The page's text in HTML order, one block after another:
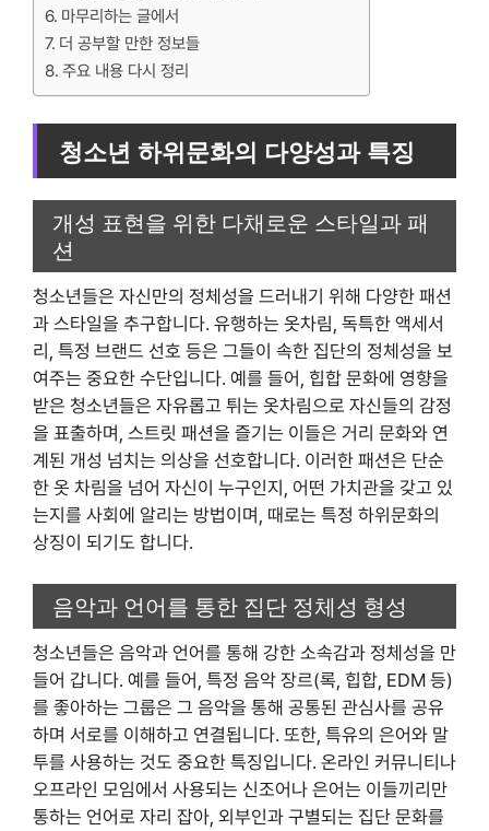
마무리하는 글에서
더 공부할 만한 정보들
주요 내용 다시 정리
청소년 하위문화의 다양성과 특징
개성 표현을 위한 다채로운 스타일과 패
션
청소년들은 자신만의 정체성을 드러내기 위해 다양한 패션
과 스타일을 추구합니다. 유행하는 옷차림, 독특한 액세서
리, 특정 브랜드 선호 등은 그들이 속한 집단의 정체성을 보
여주는 중요한 수단입니다. 예를 들어, 힙합 문화에 영향을
받은 청소년들은 자유롭고 튀는 옷차림으로 자신들의 감정
을 표출하며, 스트릿 패션을 즐기는 이들은 거리 문화와 연
계된 개성 넘치는 의상을 선호합니다. 이러한 패션은 단순
한 옷 차림을 넘어 자신이 누구인지, 어떤 가치관을 갖고 있
는지를 사회에 알리는 방법이며, 때로는 특정 하위문화의
상징이 되기도 합니다.
음악과 언어를 통한 집단 정체성 형성
청소년들은 음악과 언어를 통해 강한 소속감과 정체성을 만
들어 갑니다. 예를 들어, 특정 음악 장르(록, 힙합, EDM 등)
를 좋아하는 그룹은 그 음악을 통해 공통된 관심사를 공유
하며 서로를 이해하고 연결됩니다. 또한, 특유의 은어와 말
투를 사용하는 것도 중요한 특징입니다. 온라인 커뮤니티나
오프라인 모임에서 사용되는 신조어나 은어는 이들끼리만
통하는 언어로 자리 잡아, 외부인과 구별되는 집단 문화를